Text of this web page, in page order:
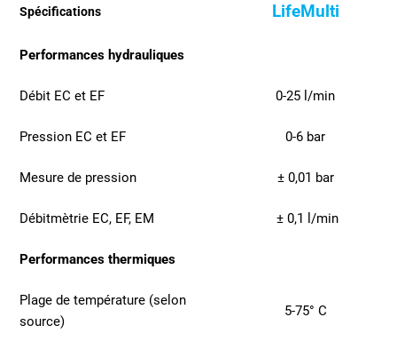
Spécifications LifeMulti
Performances hydrauliques
Débit EC et EF 0-25 l/min
Pression EC et EF 0-6 bar
Mesure de pression ± 0,01 bar
Débitmètrie EC, EF, EM ± 0,1 l/min
Performances thermiques
Plage de température (selon
source)
5-75° C